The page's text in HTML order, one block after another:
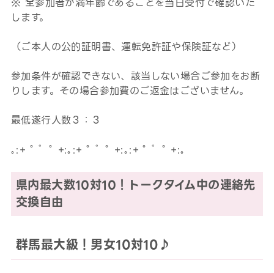
します。
（ご本人の公的証明書、運転免許証や保険証など）
参加条件が確認できない、該当しない場合ご参加をお断
りします。その場合参加費のご返金はございません。
最低遂行人数３：３
｡:+ ﾟ ゜ﾟ +:｡:+ ﾟ ゜ﾟ +:｡:+ ﾟ ゜ﾟ +:｡
県内最大数10対10！トークタイム中の連絡先
交換自由
群馬最大級！男女10対10♪